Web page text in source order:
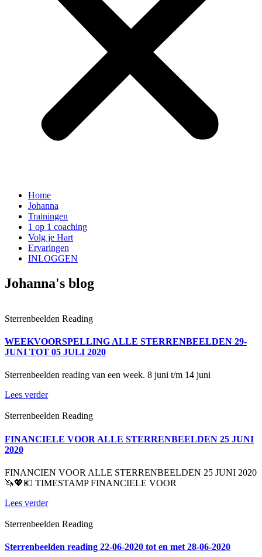
Home
Johanna
Trainingen
1 op 1 coaching
Volg je Hart
Ervaringen
INLOGGEN
Johanna's blog
Sterrenbeelden Reading
WEEKVOORSPELLING ALLE STERRENBEELDEN 29-
JUNI TOT 05 JULI 2020
Sterrenbeelden reading van een week. 8 juni t/m 14 juni
Lees verder
Sterrenbeelden Reading
FINANCIELE VOOR ALLE STERRENBEELDEN 25 JUNI
2020
FINANCIEN VOOR ALLE STERRENBEELDEN 25 JUNI 2020
🦄💖💶 TIMESTAMP FINANCIELE VOOR
Lees verder
Sterrenbeelden Reading
Sterrenbeelden reading 22-06-2020 tot en met 28-06-2020